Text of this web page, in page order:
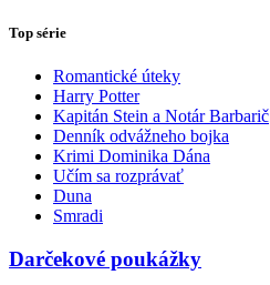
Top série
Romantické úteky
Harry Potter
Kapitán Stein a Notár Barbarič
Denník odvážneho bojka
Krimi Dominika Dána
Učím sa rozprávať
Duna
Smradi
Darčekové poukážky